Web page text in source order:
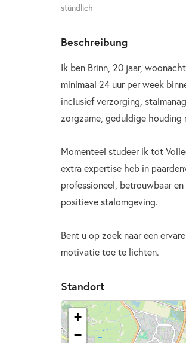
stündlich
Beschreibung
Ik ben Brinn, 20 jaar,
minimaal 24 uur per week
inclusief verzorging,
zorgzame, geduldige houding
Momenteel studeer ik tot
extra expertise heb in
professioneel, betrouwbaar
positieve stalomgeving.
Bent u op zoek naar een
motivatie toe te lichten.
Standort
+
−